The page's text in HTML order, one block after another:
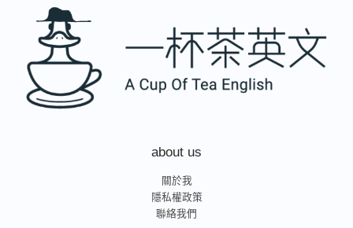
about us
關於我
隱私權政策
聯絡我們